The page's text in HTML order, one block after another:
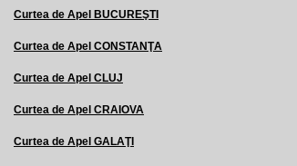
Curtea de Apel BUCUREŞTI
Curtea de Apel CONSTANŢA
Curtea de Apel CLUJ
Curtea de Apel CRAIOVA
Curtea de Apel GALAŢI